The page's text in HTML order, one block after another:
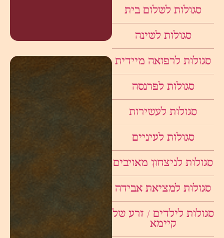
סגולות לשלום בית
סגולות לשינה
סגולות לרפואה מיידית
סגולות לפרנסה
סגולות לעשירות
סגולות לעיניים
סגולות לניצחון מאויבים
סגולות למציאת אבידה
סגולות לילדים / זרע של
קיימא